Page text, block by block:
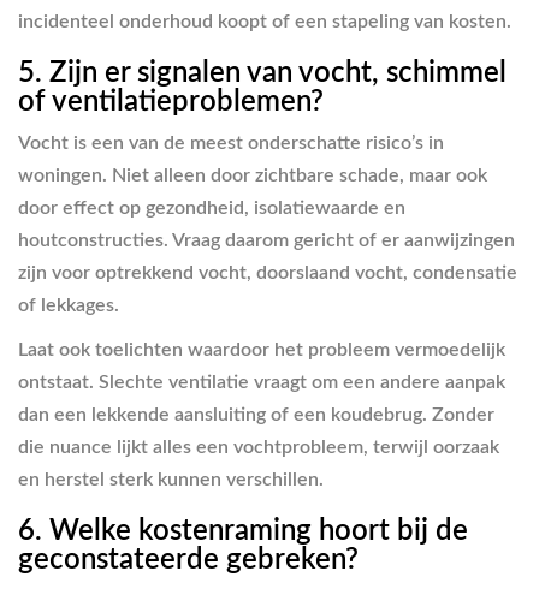
incidenteel onderhoud koopt of een stapeling van kosten.
5. Zijn er signalen van vocht, schimmel
of ventilatieproblemen?
Vocht is een van de meest onderschatte risico’s in
woningen. Niet alleen door zichtbare schade, maar ook
door effect op gezondheid, isolatiewaarde en
houtconstructies. Vraag daarom gericht of er aanwijzingen
zijn voor optrekkend vocht, doorslaand vocht, condensatie
of lekkages.
Laat ook toelichten waardoor het probleem vermoedelijk
ontstaat. Slechte ventilatie vraagt om een andere aanpak
dan een lekkende aansluiting of een koudebrug. Zonder
die nuance lijkt alles een vochtprobleem, terwijl oorzaak
en herstel sterk kunnen verschillen.
6. Welke kostenraming hoort bij de
geconstateerde gebreken?